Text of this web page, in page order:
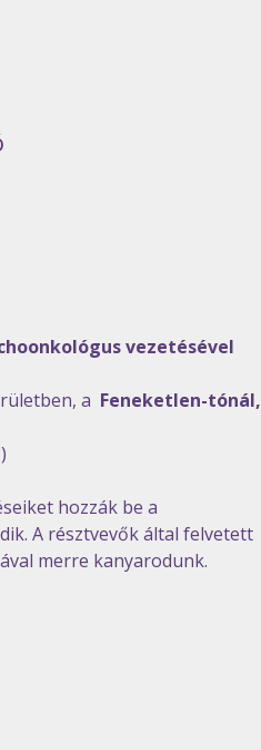
vezetésével
a Feneketlen-tónál,
hozzák be a
A résztvevők által felvetett
merre kanyarodunk.